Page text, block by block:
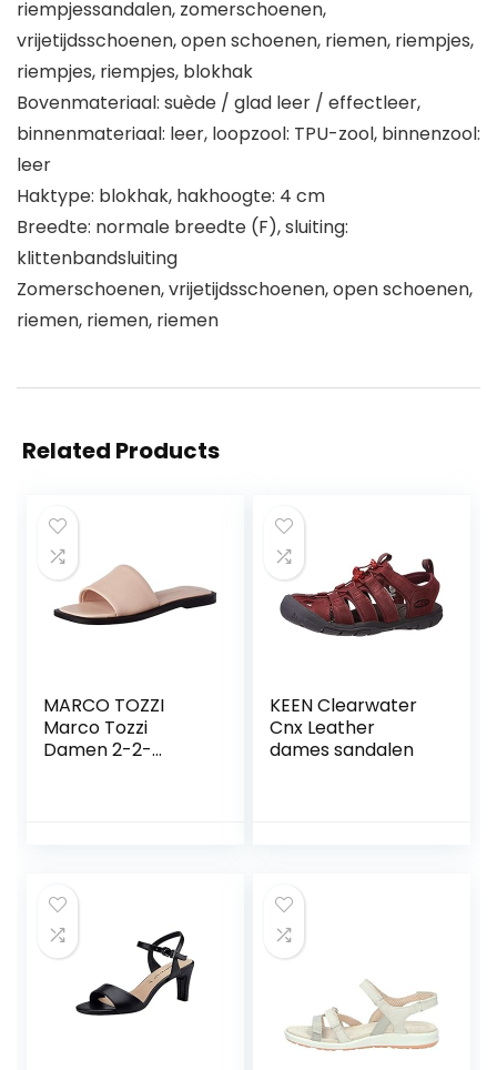
riempjessandalen, zomerschoenen,
vrijetijdsschoenen, open schoenen, riemen, riempjes,
riempjes, riempjes, blokhak
Bovenmateriaal: suède / glad leer / effectleer,
binnenmateriaal: leer, loopzool: TPU-zool, binnenzool:
leer
Haktype: blokhak, hakhoogte: 4 cm
Breedte: normale breedte (F), sluiting:
klittenbandsluiting
Zomerschoenen, vrijetijdsschoenen, open schoenen,
riemen, riemen, riemen
Related Products
MARCO TOZZI
Marco Tozzi
Damen 2-2-
KEEN Clearwater
Cnx Leather
dames sandalen